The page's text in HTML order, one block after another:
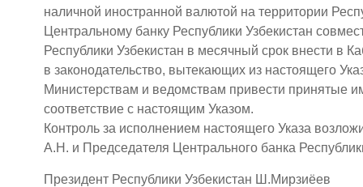
наличной иностранной валютой на территории
Центральному банку Республики Узбекистан
Республики Узбекистан в месячный срок внести в
в законодательство, вытекающих из настоящего
Министерствам и ведомствам привести принятые
соответствие с настоящим Указом.
Контроль за исполнением настоящего Указа
А.Н. и Председателя Центрального банка
Президент Республики Узбекистан Ш.Мирзиёев